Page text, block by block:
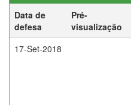
Data de
defesa
Pré-
visualização
17-Set-2018